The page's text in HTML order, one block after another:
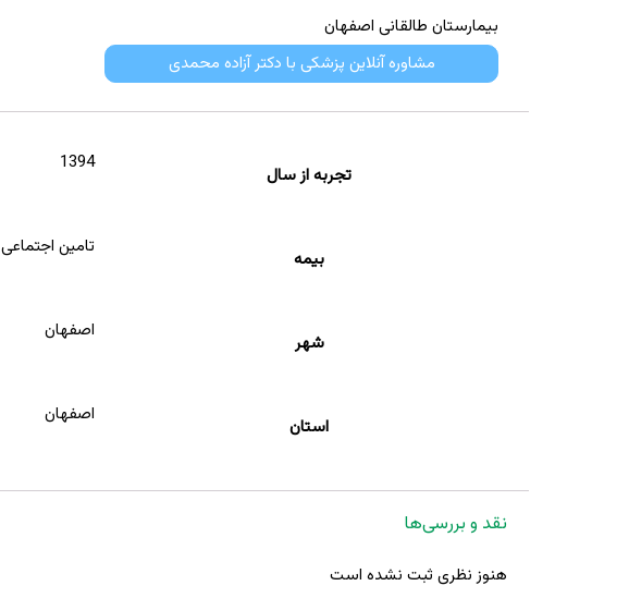
بیمارستان طالقانی اصفهان
مشاوره آنلاین پزشکی با دکتر آزاده محمدی
تجربه از سال
1394
بیمه
تامین اجتماعی
شهر
اصفهان
استان
اصفهان
نقد و بررسی‌ها
هنوز نظری ثبت نشده است